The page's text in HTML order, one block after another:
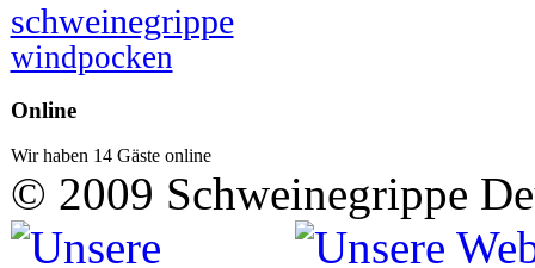
schweinegrippe
windpocken
Online
Wir haben 14 Gäste online
© 2009 Schweinegrippe